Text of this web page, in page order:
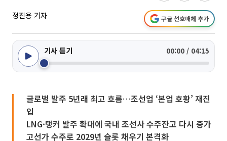
정진용 기자 구글 선호매체 추가
기사 듣기 00:00 / 04:15
글로벌 발주 5년래 최고 흐름…조선업 ‘본업 호황’ 재진
입
LNG·탱커 발주 확대에 국내 조선사 수주잔고 다시 증가
고선가 수주로 2029년 슬롯 채우기 본격화